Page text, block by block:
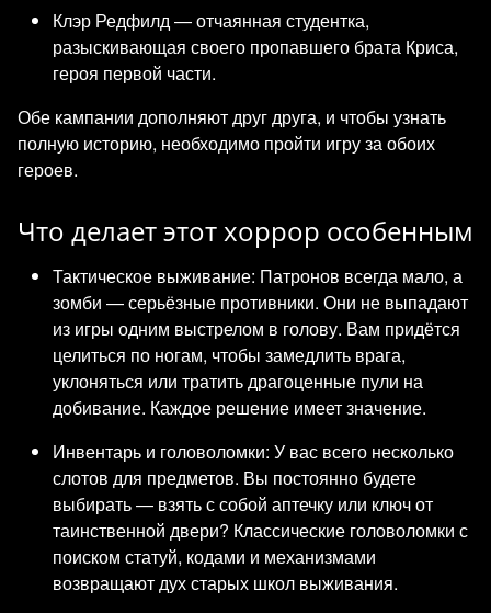
Клэр Редфилд — отчаянная студентка,
разыскивающая своего пропавшего брата Криса,
героя первой части.
Обе кампании дополняют друг друга, и чтобы узнать
полную историю, необходимо пройти игру за обоих
героев.
Что делает этот хоррор особенным
Тактическое выживание: Патронов всегда мало, а
зомби — серьёзные противники. Они не выпадают
из игры одним выстрелом в голову. Вам придётся
целиться по ногам, чтобы замедлить врага,
уклоняться или тратить драгоценные пули на
добивание. Каждое решение имеет значение.
Инвентарь и головоломки: У вас всего несколько
слотов для предметов. Вы постоянно будете
выбирать — взять с собой аптечку или ключ от
таинственной двери? Классические головоломки с
поиском статуй, кодами и механизмами
возвращают дух старых школ выживания.